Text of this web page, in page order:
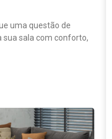
uma questão de
sua sala com conforto,